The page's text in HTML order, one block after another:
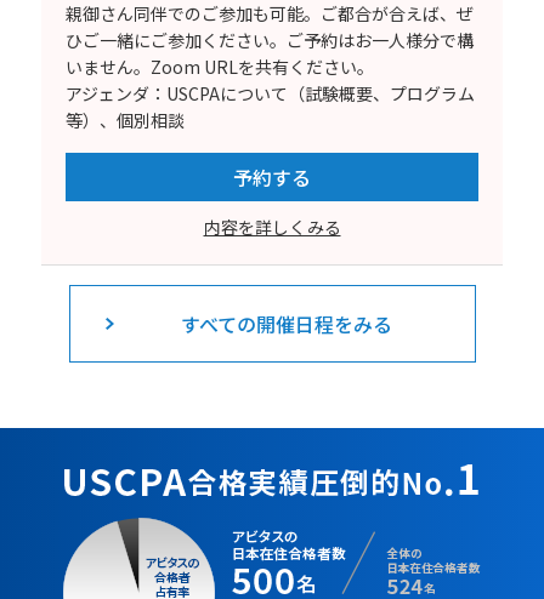
親御さん同伴でのご参加も可能。ご都合が合えば、ぜ
ひご一緒にご参加ください。ご予約はお一人様分で構
いません。Zoom URLを共有ください。
アジェンダ：USCPAについて（試験概要、プログラム
等）、個別相談
予約する
内容を詳しくみる
すべての開催日程をみる